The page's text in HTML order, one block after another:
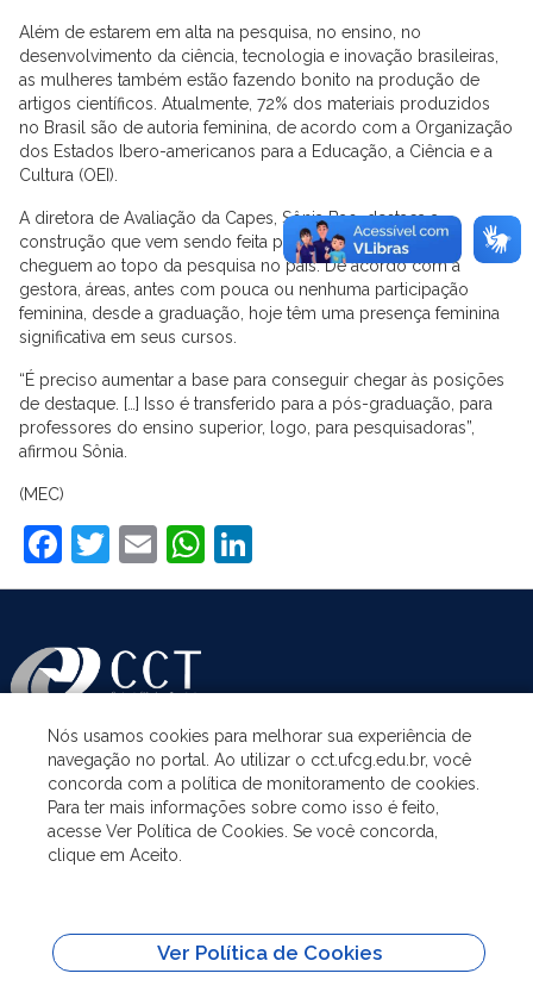
Além de estarem em alta na pesquisa, no ensino, no
desenvolvimento da ciência, tecnologia e inovação brasileiras,
as mulheres também estão fazendo bonito na produção de
artigos científicos. Atualmente, 72% dos materiais produzidos
no Brasil são de autoria feminina, de acordo com a Organização
dos Estados Ibero-americanos para a Educação, a Ciência e a
Cultura (OEI).
A diretora de Avaliação da Capes, Sônia Bao, destaca a
construção que vem sendo feita para que as mulheres
cheguem ao topo da pesquisa no país. De acordo com a
gestora, áreas, antes com pouca ou nenhuma participação
feminina, desde a graduação, hoje têm uma presença feminina
significativa em seus cursos.
“É preciso aumentar a base para conseguir chegar às posições
de destaque. […] Isso é transferido para a pós-graduação, para
professores do ensino superior, logo, para pesquisadoras”,
afirmou Sônia.
(MEC)
Facebook
Twitter
EmailWhatsApp
ASSUNTOS
ACESSO À INFORMAÇÃO
SITES IMPORTANTES
Nós usamos cookies para melhorar sua experiência de
navegação no portal. Ao utilizar o cct.ufcg.edu.br, você
concorda com a política de monitoramento de cookies.
Para ter mais informações sobre como isso é feito,
acesse Ver Política de Cookies. Se você concorda,
clique em Aceito.
Ver Política de Cookies